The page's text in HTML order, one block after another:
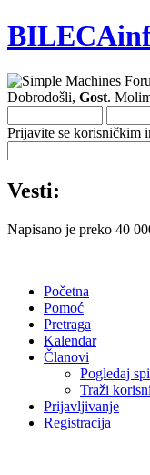
Dobrodošli, Gost.
Prijavite se korisničkim
Vesti:
Napisano je preko 40
Početna
Pomoć
Pretraga
Kalendar
Članovi
Pogledaj
Traži
Prijavljivanje
Registracija